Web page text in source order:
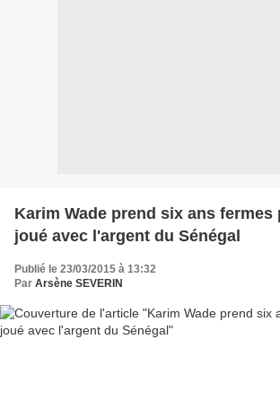
Karim Wade prend six ans fermes
joué avec l'argent du Sénégal
Publié le 23/03/2015 à 13:32
Par Arsène SEVERIN